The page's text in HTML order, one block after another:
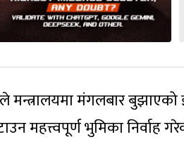
मंगलबार बुझाएको
महत्त्वपूर्ण भुमिका निर्वाह